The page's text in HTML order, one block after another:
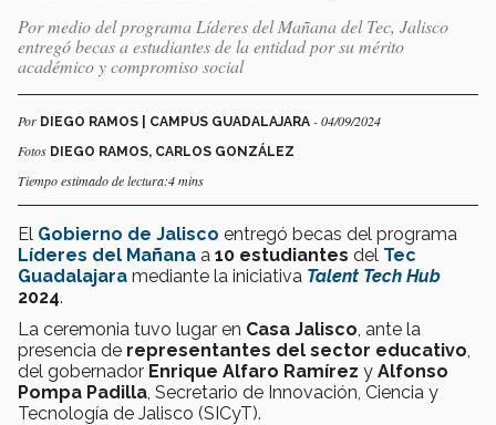
Por medio del programa Líderes del Mañana del Tec, Jalisco
entregó becas a estudiantes de la entidad por su mérito
académico y compromiso social
Por DIEGO RAMOS | CAMPUS GUADALAJARA - 04/09/2024
Fotos DIEGO RAMOS, CARLOS GONZÁLEZ
Tiempo estimado de lectura:4 mins
El Gobierno de Jalisco entregó becas del programa
Líderes del Mañana a 10 estudiantes del Tec
Guadalajara mediante la iniciativa Talent Tech Hub
2024.
La ceremonia tuvo lugar en Casa Jalisco , ante la
presencia de representantes del sector educativo
del gobernador Enrique Alfaro Ramírez y Alfonso
Pompa Padilla , Secretario de Innovación, Ciencia y
Tecnología de Jalisco (SICyT).